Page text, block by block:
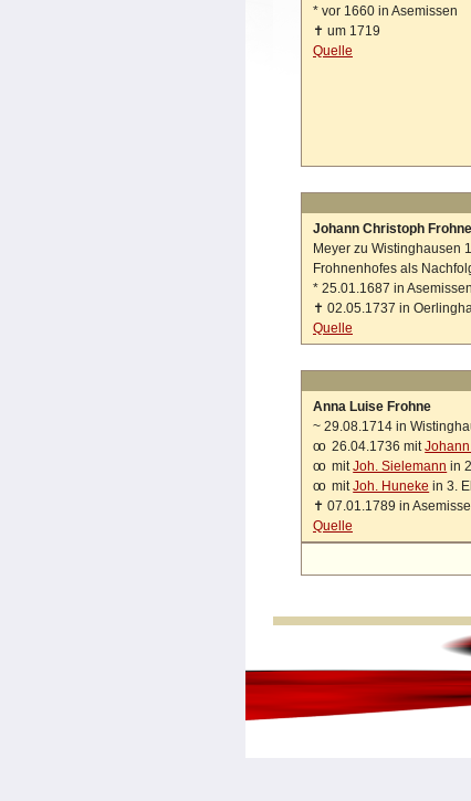
* vor 1660 in Asemissen
✝ um 1719
Quelle
Johann Christoph Frohne
Meyer zu Wistinghausen
Frohnenhofes als
* 25.01.1687 in Asemissen
✝ 02.05.1737 in
Quelle
Anna Luise Frohne
~ 29.08.1714 in
oo 26.04.1736 mit
oo mitJoh. Sielemann in
oo mitJoh. Huneke in 3.
✝ 07.01.1789 in
Quelle